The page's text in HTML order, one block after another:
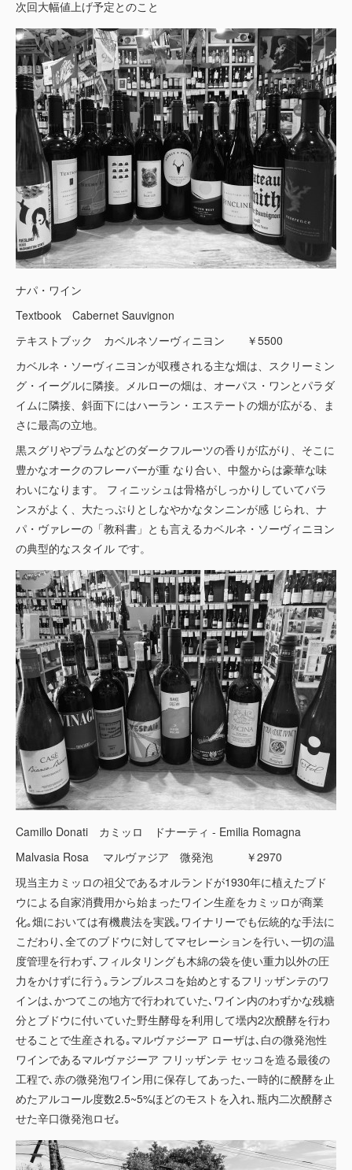
次回大幅値上げ予定とのこと
ナパ・ワイン
Textbook Cabernet Sauvignon
テキストブック カベルネソーヴィニヨン ￥5500
カベルネ・ソーヴィニヨンが収穫される主な畑は、スクリーミン
グ・イーグルに隣接。メルローの畑は、オーパス・ワンとパラダ
イムに隣接、斜面下にはハーラン・エステートの畑が広がる、ま
さに最高の立地。
黒スグリやプラムなどのダークフルーツの香りが広がり、そこに
豊かなオークのフレーバーが重 なり合い、中盤からは豪華な味
わいになります。 フィニッシュは骨格がしっかりしていてバラ
ンスがよく、大たっぷりとしなやかなタンニンが感 じられ、ナ
パ・ヴァレーの「教科書」とも言えるカベルネ・ソーヴィニヨン
の典型的なスタイル です。
Camillo Donati カミッロ ドナーティ - Emilia Romagna
Malvasia Rosa マルヴァジア 微発泡 ￥2970
現当主カミッロの祖父であるオルランドが1930年に植えたブド
ウによる自家消費用から始まったワイン生産をカミッロが商業
化｡畑においては有機農法を実践｡ワイナリーでも伝統的な手法に
こだわり､全てのブドウに対してマセレーションを行い､一切の温
度管理を行わず､フィルタリングも木綿の袋を使い重力以外の圧
力をかけずに行う｡ランブルスコを始めとするフリッザンテのワ
インは､かつてこの地方で行われていた､ワイン内のわずかな残糖
分とブドウに付いていた野生酵母を利用して壜内2次醗酵を行わ
せることで生産される｡マルヴァジーア ローザは､白の微発泡性
ワインであるマルヴァジーア フリッザンテ セッコを造る最後の
工程で､赤の微発泡ワイン用に保存してあった､一時的に醗酵を止
めたアルコール度数2.5~5%ほどのモストを入れ､瓶内二次醗酵さ
せた辛口微発泡ロゼ｡